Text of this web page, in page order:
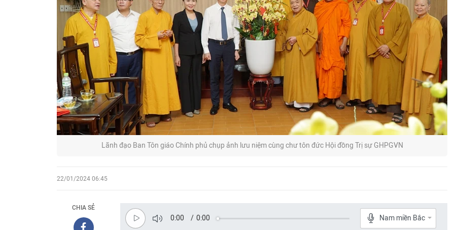
Lãnh đạo Ban Tôn giáo Chính phủ chụp ảnh lưu niệm cùng chư tôn đức Hội đồng Trị sự GHPGVN
22/01/2024 06:45
CHIA SẺ
0:00 / 0:00 Nam miền Bắc